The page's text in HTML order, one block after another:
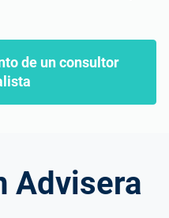
de un consultor
Advisera